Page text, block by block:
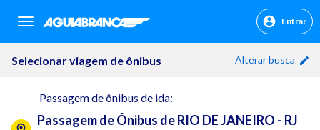
sr.header.toggle.navigation Entrar
Selecionar viagem de ônibus Alterar busca
Passagem de ônibus de ida:
Passagem de Ônibus de RIO DE JANEIRO - RJ